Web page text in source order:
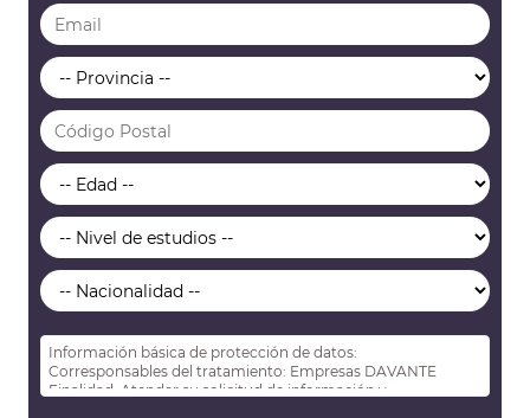
Información básica de protección de datos:
Corresponsables del tratamiento: Empresas DAVANTE
Finalidad: Atender su solicitud de información y